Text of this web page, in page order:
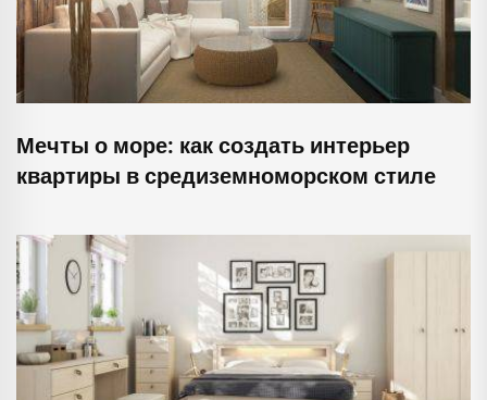
Мечты о море: как создать интерьер
квартиры в средиземноморском стиле